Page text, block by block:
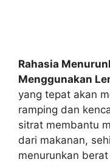
Rahasia
Menggunakan
yang tepat akan
ramping dan
sitrat membantu
dari makanan,
menurunkan